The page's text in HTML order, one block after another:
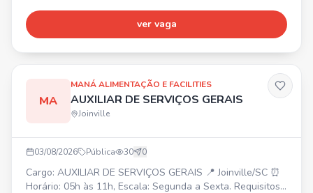
de Telemarketing B2B (Araquari/SC), Estagiário de
Marketing (Joinville/SC), Back Office (Joinville/SC),
ver vaga
MA
MANÁ ALIMENTAÇÃO E FACILITIES
AUXILIAR DE SERVIÇOS GERAIS
Joinville
03/08/2026 Pública 30 0
Cargo: AUXILIAR DE SERVIÇOS GERAIS 📍 Joinville/SC ⏰
Horário: 05h às 11h, Escala: Segunda a Sexta. Requisitos: